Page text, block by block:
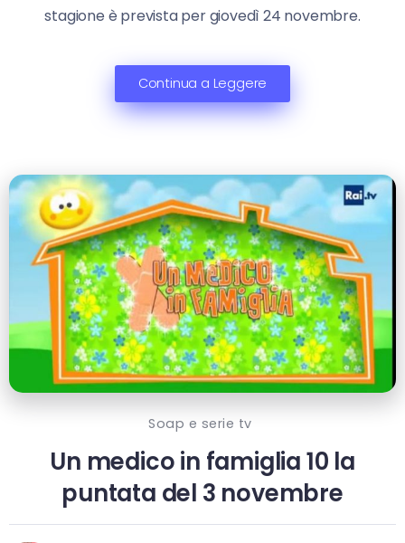
stagione è prevista per giovedì 24 novembre.
Continua a Leggere
Soap e serie tv
Un medico in famiglia 10 la
puntata del 3 novembre